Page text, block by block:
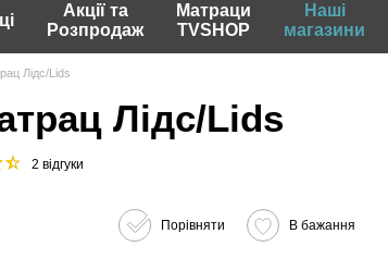
Акції та
Розпродаж
Матраци
TVSHOP
Наші
магазини
Лідс/Lids
Лідс/Lids
2 відгуки
Порівняти В бажання